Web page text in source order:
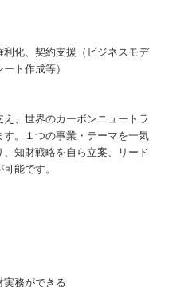
化、契約支援（ビジネスモデ
ト作成等）
、世界のカーボンニュートラ
。１つの事業・テーマを一気
知財戦略を自ら立案、リード
能です。
実務ができる